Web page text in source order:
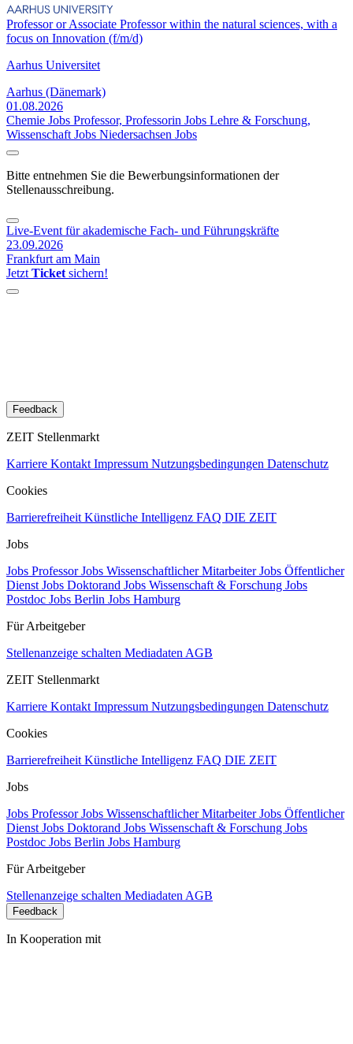
Professor or Associate Professor within the natural sciences, with a
focus on Innovation (f/m/d)
Aarhus Universitet
Aarhus (Dänemark)
01.08.2026
Chemie Jobs Professor, Professorin Jobs Lehre & Forschung,
Wissenschaft Jobs Niedersachsen Jobs
Bitte entnehmen Sie die Bewerbungsinformationen der
Stellenausschreibung.
Live-Event für akademische Fach- und Führungskräfte
23.09.2026
Frankfurt am Main
Jetzt Ticket sichern!
Feedback
ZEIT Stellenmarkt
Karriere Kontakt Impressum Nutzungsbedingungen Datenschutz
Cookies
Barrierefreiheit Künstliche Intelligenz FAQ DIE ZEIT
Jobs
Jobs ProfessorJobs Wissenschaftlicher MitarbeiterJobs Öffentlicher
Dienst Jobs Doktorand Jobs Wissenschaft & Forschung Jobs
Postdoc Jobs Berlin Jobs Hamburg
Für Arbeitgeber
Stellenanzeige schalten Mediadaten AGB
ZEIT Stellenmarkt
Karriere Kontakt Impressum Nutzungsbedingungen Datenschutz
Cookies
Barrierefreiheit Künstliche Intelligenz FAQ DIE ZEIT
Jobs
Jobs ProfessorJobs Wissenschaftlicher MitarbeiterJobs Öffentlicher
Dienst Jobs Doktorand Jobs Wissenschaft & Forschung Jobs
Postdoc Jobs Berlin Jobs Hamburg
Für Arbeitgeber
Stellenanzeige schalten Mediadaten AGB
Feedback
In Kooperation mit